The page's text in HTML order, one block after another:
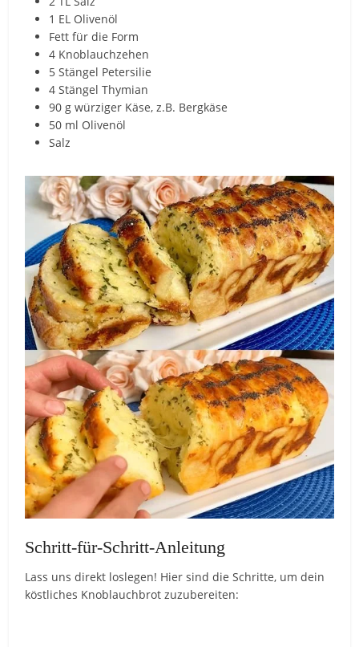
1 EL Olivenöl
Fett für die Form
4 Knoblauchzehen
5 Stängel Petersilie
4 Stängel Thymian
90 g würziger Käse, z.B. Bergkäse
50 ml Olivenöl
Salz
Schritt-für-Schritt-Anleitung
Lass uns direkt loslegen! Hier sind die Schritte, um dein
köstliches Knoblauchbrot zuzubereiten: